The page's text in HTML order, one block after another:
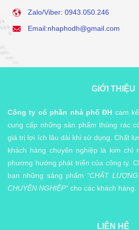
Zalo/Viber: 0943.050.246
Email:nhaphodh@gmail.com
GIỚI THIỆU
Công ty cổ phần nhà phố ĐH cam
cung cấp những sản phẩm thùng rác
giá trị lợi ích lâu dài khi sử dụng. Chất
khách hàng chuyên nghiệp là kim chỉ
phương hướng phát triển của công ty.
bạn những sảng phẩm “CHẤT
CHUYÊN NGHIỆP” cho các khách hàng.
LIÊN HỆ